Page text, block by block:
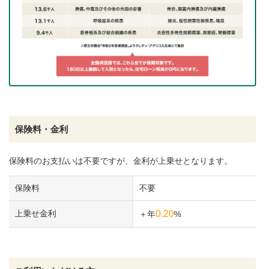
保険料・金利
保険料のお支払いは不要ですが、金利が上乗せとなります。
保険料 不要
上乗せ金利 ＋年0.20%